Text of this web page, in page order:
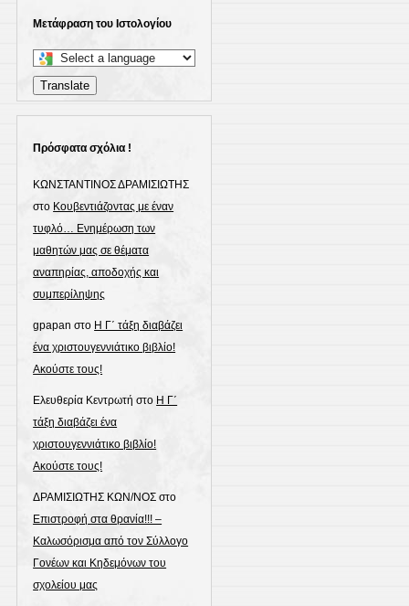
Μετάφραση του Ιστολογίου
Select
a
language
translate
page
Translate
Πρόσφατα σχόλια !
ΚΩΝΣΤΑΝΤΙΝΟΣ ΔΡΑΜΙΣΙΩΤΗΣ
στο Κουβεντιάζοντας με έναν
τυφλό… Ενημέρωση των
μαθητών μας σε θέματα
αναπηρίας, αποδοχής και
συμπερίληψης
gpapan στο Η Γ΄ τάξη διαβάζει
ένα χριστουγεννιάτικο βιβλίο!
Ακούστε τους!
Ελευθερία Κεντρωτή στο Η Γ΄
τάξη διαβάζει ένα
χριστουγεννιάτικο βιβλίο!
Ακούστε τους!
ΔΡΑΜΙΣΙΩΤΗΣ ΚΩΝ/ΝΟΣ στο
Επιστροφή στα θρανία!!! –
Καλωσόρισμα από τον Σύλλογο
Γονέων και Κηδεμόνων του
σχολείου μας